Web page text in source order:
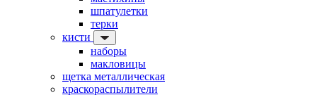
шпатулетки
терки
кисти
наборы
макловицы
щетка металлическая
краскораспылители